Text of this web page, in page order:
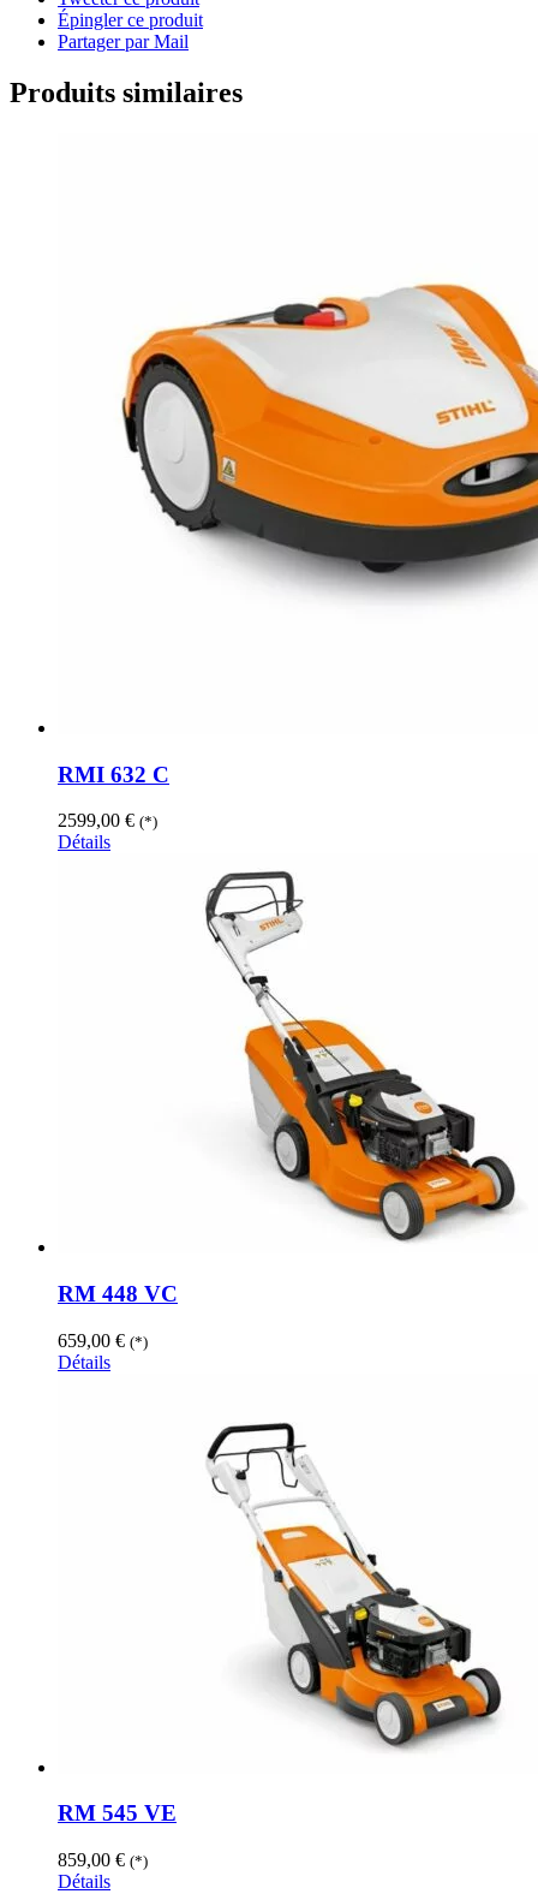
Épingler ce produit
Partager par Mail
Produits similaires
RMI 632 C
2599,00 € (*)
Détails
RM 448 VC
659,00 € (*)
Détails
RM 545 VE
859,00 € (*)
Détails